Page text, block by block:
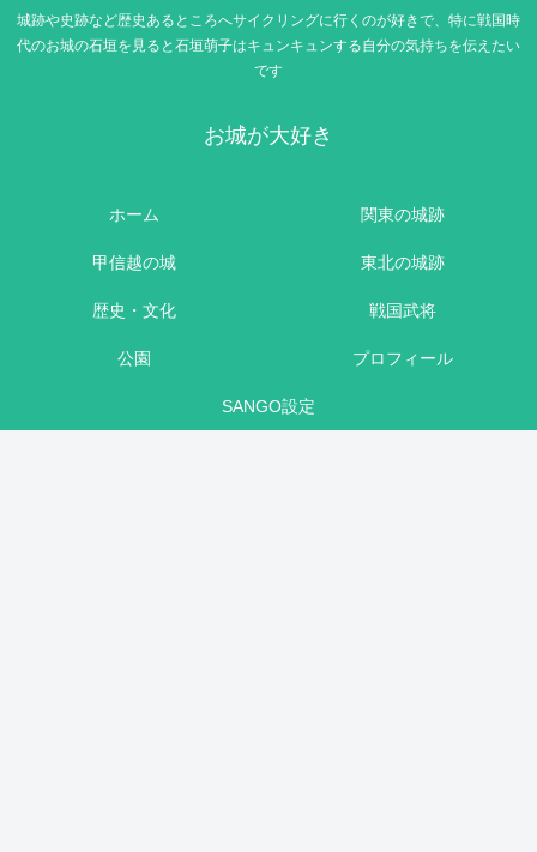
城跡や史跡など歴史あるところへサイクリングに行くのが好きで、特に戦国時
代のお城の石垣を見ると石垣萌子はキュンキュンする自分の気持ちを伝えたい
です
お城が大好き
ホーム 関東の城跡
甲信越の城 東北の城跡
歴史・文化 戦国武将
公園 プロフィール
SANGO設定